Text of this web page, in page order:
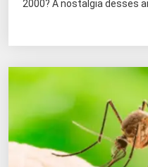
2000? A nostalgia desses